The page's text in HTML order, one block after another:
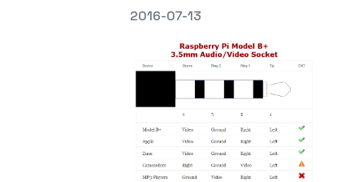
發文於
2016-07-13